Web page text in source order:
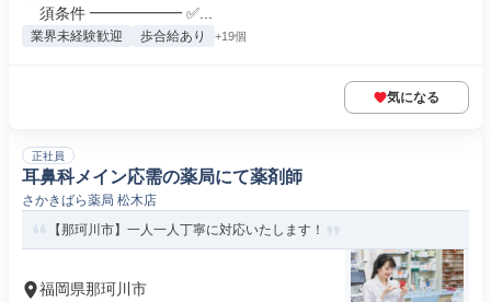
須条件 ━━━━━━ ✅...
業界未経験歓迎 歩合給あり +19個
気になる
正社員
耳鼻科メイン応需の薬局にて薬剤師
さかきばら薬局 松木店
【那珂川市】一人一人丁寧に対応いたします！
福岡県那珂川市